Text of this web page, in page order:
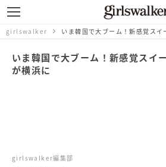
girlswalker いま韓国で大ブーム！新感覚スイ
いま韓国で大ブーム！新感覚スイ
が横浜に
girlswalker編集部